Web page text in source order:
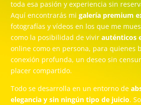
toda esa pasión y experiencia sin
Aquí encontrarás migalería premium
fotografías y vídeos en los que me
como la posibilidad de vivirauténticos
online como en persona, para quienes
conexión profunda, un deseo sin
placer compartido.
Todo se desarrolla en un entorno de
elegancia y sin ningún tipo de juicio.